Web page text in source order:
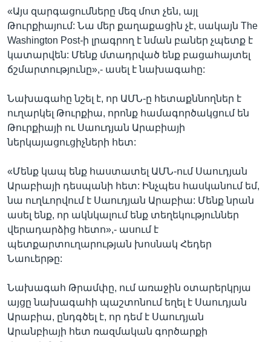
«Այս զարգացումները մեզ մոտ չեն, այլ
Թուրքիայում: Նա մեր քաղաքացին չէ, սակայն The
Washington Post-ի լրագրող է նման բաներ չպետք է
կատարվեն: Մենք մտադրված ենք բացահայտել
ճշմարտությունը»,- ասել է նախագահը:
Նախագահը նշել է, որ ԱՄՆ-ը հետաքննողներ է
ուղարկել Թուրքիա, որոնք համագործակցում են
Թուրքիայի ու Սաուդյան Արաբիայի
ներկայացուցիչների հետ:
«Մենք կապ ենք հաստատել ԱՄՆ-ում Սաուդյան
Արաբիայի դեսպանի հետ: Ինչպես հասկանում եմ,
նա ուղևորվում է Սաուդյան Արաբիա: Մենք նրան
ասել ենք, որ ակնկալում ենք տեղեկություններ
վերադարձից հետո»,- ասում է
պետքարտուղարության խոսնակ Հեդեր
Նաուերթը:
Նախագահ Թրամփը, ում առաջին օտարերկրյա
այցը նախագահի պաշտոնում եղել է Սաուդյան
Արաբիա, ընդգծել է, որ դեմ է Սաուդյան
Արանբիայի հետ ռազմական գործարքի